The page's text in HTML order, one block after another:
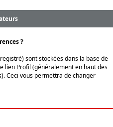
?
sont stockées dans la base de
lien Profil (généralement en haut des
Ceci vous permettra de changer